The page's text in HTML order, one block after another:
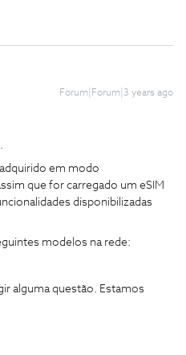
Forum|Forum|3 years ago
em modo
que for carregado um eSIM
disponibilizadas
modelos na rede:
alguma questão. Estamos